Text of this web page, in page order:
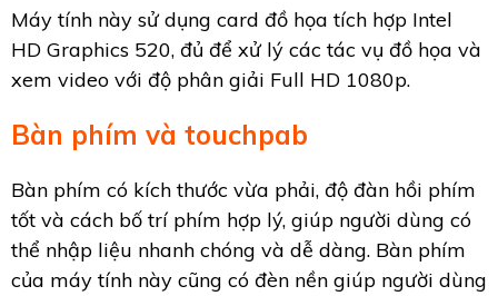
Máy tính này sử dụng card đồ họa tích hợp Intel
HD Graphics 520, đủ để xử lý các tác vụ đồ họa và
xem video với độ phân giải Full HD 1080p.
Bàn phím và touchpab
Bàn phím có kích thước vừa phải, độ đàn hồi phím
tốt và cách bố trí phím hợp lý, giúp người dùng có
thể nhập liệu nhanh chóng và dễ dàng. Bàn phím
của máy tính này cũng có đèn nền giúp người dùng